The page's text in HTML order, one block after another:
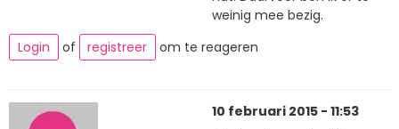
weinig mee bezig.
Login
of registreer om te reageren
10 februari 2015 - 11:53